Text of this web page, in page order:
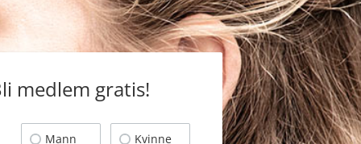
medlem gratis!
Mann Kvinne